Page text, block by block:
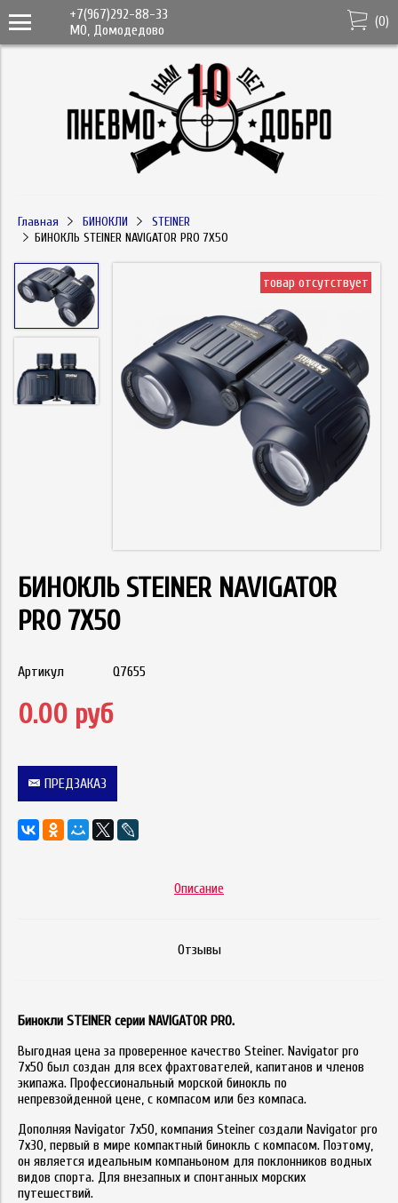
+7(967)292-88-33
МО, Домодедово
(0)
Главная БИНОКЛИ
STEINER
БИНОКЛЬ STEINER NAVIGATOR PRO 7X50
товар отсутствует
БИНОКЛЬ STEINER NAVIGATOR
PRO 7X50
Артикул Q7655
0.00 руб
ПРЕДЗАКАЗ
Описание
Отзывы
Бинокли STEINER серии NAVIGATOR PRO.
Выгодная цена за проверенное качество Steiner. Navigator pro
7x50 был создан для всех фрахтователей, капитанов и членов
экипажа. Профессиональный морской бинокль по
непревзойденной цене, с компасом или без компаса.
Дополняя Navigator 7x50, компания Steiner создали Navigator pro
7x30, первый в мире компактный бинокль с компасом. Поэтому,
он является идеальным компаньоном для поклонников водных
видов спорта. Для внезапных и спонтанных морских
путешествий.